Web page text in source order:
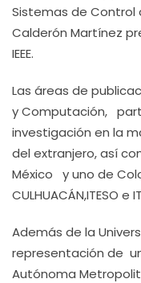
Sistemas de Control
Calderón Martínez
IEEE.
Las áreas de
y Computación,
investigación en la
del extranjero, así
México y uno de
CULHUACÁN,ITESO e
Además de la
representación de
Autónoma